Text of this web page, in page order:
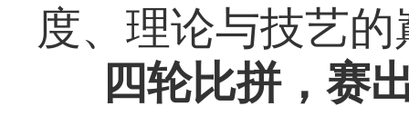
度、理论与技艺
四轮比拼，赛